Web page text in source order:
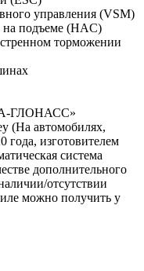
управления (VSM)
подъеме (HAC)
торможении
ГЛОНАСС»
(На автомобилях,
года, изготовителем
система
дополнительного
отсутствии
можно получить у